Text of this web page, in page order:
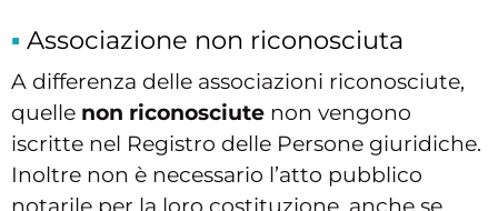
Associazione non riconosciuta
A differenza delle associazioni riconosciute,
quelle non riconosciute non vengono
iscritte nel Registro delle Persone giuridiche.
Inoltre non è necessario l’atto pubblico
notarile per la loro costituzione, anche se